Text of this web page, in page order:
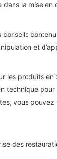
dans la mise
et
les produits
vous
des